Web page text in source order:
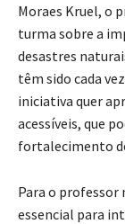
Moraes Kruel, o
turma sobre a
desastres
têm sido cada
iniciativa quer
acessíveis, que
fortalecimento
Para o
essencial para